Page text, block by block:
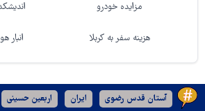
مزایده خودرو
هزینه سفر به کربلا انبار
آستان قدس رضوی ایران اربعین حسینی